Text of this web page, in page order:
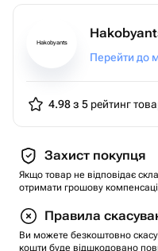
Hakobyants
Перейти до
4.98 з 5 рейтинг
Захист покупця
Якщо товар не відповідає
отримати грошову
Правила
Ви можете безкоштовно
кошти буде відшкодовано